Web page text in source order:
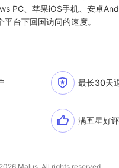
PC、苹果iOS手机、安卓
平台下回国访问的速度。
最长30天
满五星好评